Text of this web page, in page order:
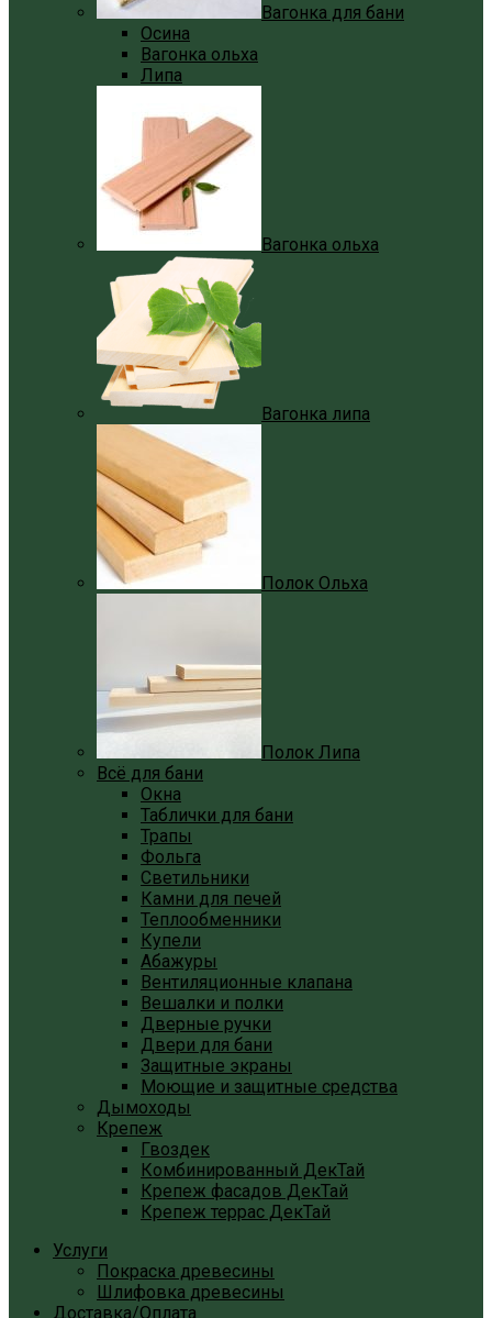
Вагонка для бани
Осина
Вагонка ольха
Липа
Вагонка ольха
Вагонка липа
Полок Ольха
Полок Липа
Всё для бани
Окна
Таблички для бани
Трапы
Фольга
Светильники
Камни для печей
Теплообменники
Купели
Абажуры
Вентиляционные клапана
Вешалки и полки
Дверные ручки
Двери для бани
Защитные экраны
Моющие и защитные средства
Дымоходы
Крепеж
Гвоздек
Комбинированный ДекТай
Крепеж фасадов ДекТай
Крепеж террас ДекТай
Услуги
Покраска древесины
Шлифовка древесины
Доставка/Оплата